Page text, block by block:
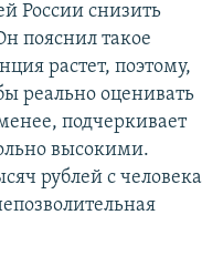
России снизить
пояснил такое
растет, поэтому,
реально оценивать
подчеркивает
высокими.
рублей с человека